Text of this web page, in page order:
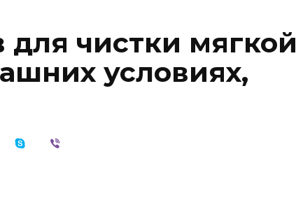
чистки мягкой
условиях,